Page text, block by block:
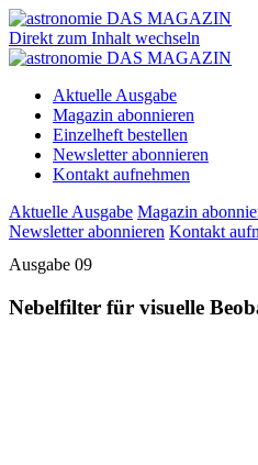
Direkt zum Inhalt wechseln
Aktuelle Ausgabe
Magazin abonnieren
Einzelheft bestellen
Newsletter abonnieren
Kontakt aufnehmen
Aktuelle Ausgabe Magazin
Newsletter abonnieren Kontakt
Ausgabe 09
Nebelfilter für visuelle